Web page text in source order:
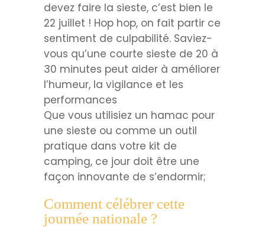
devez faire la sieste, c’est bien le
22 juillet ! Hop hop, on fait partir ce
sentiment de culpabilité. Saviez-
vous qu’une courte sieste de 20 à
30 minutes peut aider à améliorer
l’humeur, la vigilance et les
performances
Que vous utilisiez un hamac pour
une sieste ou comme un outil
pratique dans votre kit de
camping, ce jour doit être une
façon innovante de s’endormir;
Comment célébrer cette
journée nationale ?